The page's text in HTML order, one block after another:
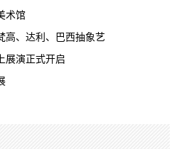
术馆
高、达利、巴西抽象艺
展演正式开启